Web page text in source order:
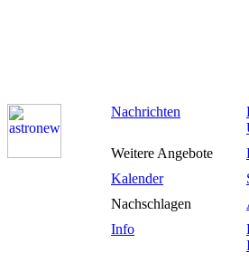
Nachrichten
Weitere Angebote
Kalender
Nachschlagen
Info